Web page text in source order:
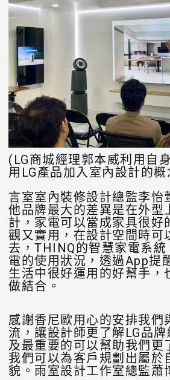
(LG商城經理郭本威利用自
用LG產品加入室內設計的概
言室室內裝修設計總監李怡
他品牌最大的差異是在外型
計，家電可以當成家具很好
觀又實用，在設計空間時可
去，THINQ的智慧家電系統
電的使用狀況，透過App提
生活中很好運用的好幫手，
做結合。
感謝香尼歐用心的安排我們
流，讓設計師更了解LG品
及最重要的可以幫助我們更
我們可以為客戶規劃出屬於
貌。雨室設計工作室總監蕭